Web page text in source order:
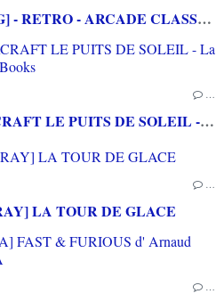
[REVUE LIVRE GAMING] - RETRO - ARCADE CLASSICS - La grande histoire des bornes de jeux vidéo aux éditions CASA
…
[REVUE MANGA] WARCRAFT LE PUITS DE SOLEIL - La chasse au dragon chez Mana Books
…
LA TOUR DE GLACE
…